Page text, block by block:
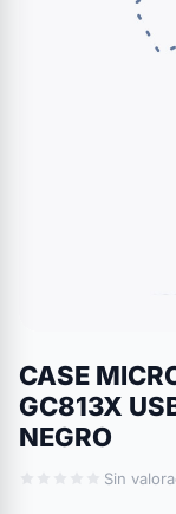
CASE
GC813X
NEGRO
Sin